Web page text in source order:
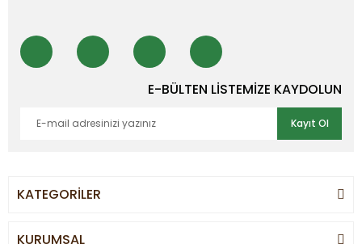
E-BÜLTEN LİSTEMİZE KAYDOLUN
Kayıt Ol
KATEGORİLER
KURUMSAL